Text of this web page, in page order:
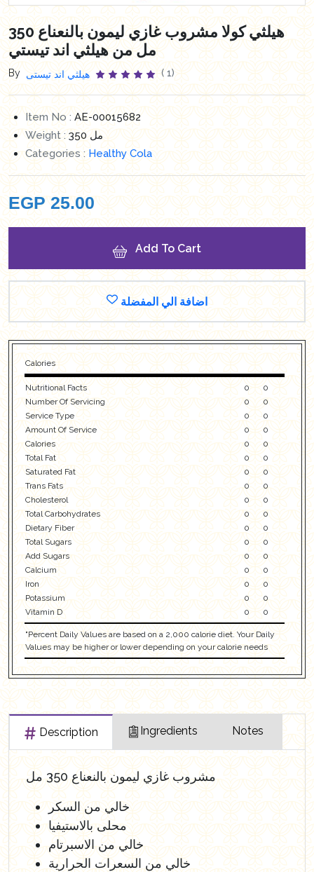
هيلثي كولا مشروب غازي ليمون بالنعناع 350
مل من هيلثي اند تيستي
By هيلثي اند تيستى ( 1)
Item No : AE-00015682
Weight :
350 مل
Categories :Healthy Cola
EGP 25.00
Add To Cart
اضافة الي المفضلة
Calories
Nutritional Facts 0
0
Number Of Servicing
0
0
Service Type
0
0
Amount Of Service
0
0
Calories
0
0
Total Fat
0
0
Saturated Fat
0
0
Trans Fats
0
0
Cholesterol
0
0
Total Carbohydrates
0
0
Dietary Fiber
0
0
Total Sugars
0
0
Add Sugars
0
0
Calcium
0
0
Iron
0
0
Potassium
0
0
Vitamin D
0 0
"Percent Daily Values are based on a 2,000 calorie diet. Your Daily
Values may be higher or lower depending on your calorie needs
Description Ingredients Notes
مشروب غازي ليمون بالنعناع 350 مل
خالي من السكر
محلى بالاستيفيا
خالي من الاسبرتام
خالي من السعرات الحرارية